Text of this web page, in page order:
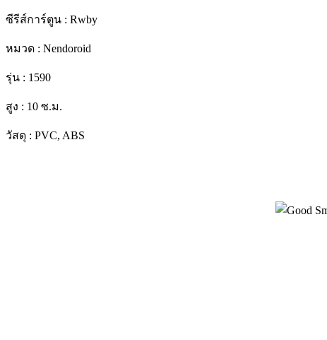
ซีรีส์การ์ตูน : Rwby
หมวด : Nendoroid
รุ่น : 1590
สูง : 10 ซ.ม.
วัสดุ : PVC, ABS